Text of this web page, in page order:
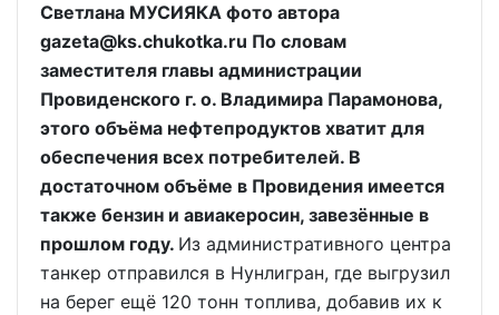
Светлана МУСИЯКА фото автора
gazeta@ks.chukotka.ru По словам
заместителя главы администрации
Провиденского г. о. Владимира Парамонова,
этого объёма нефтепродуктов хватит для
обеспечения всех потребителей. В
достаточном объёме в Провидения имеется
также бензин и авиакеросин, завезённые в
прошлом году. Из административного центра
танкер отправился в Нунлигран, где выгрузил
на берег ещё 120 тонн топлива, добавив их к